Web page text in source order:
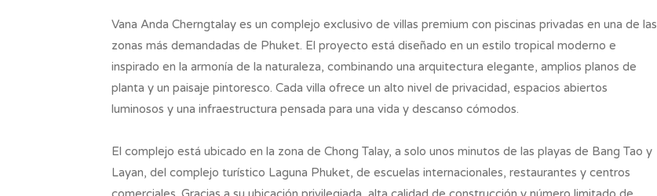
Vana Anda Cherngtalay es un complejo exclusivo de villas premium con piscinas privadas en una de las
zonas más demandadas de Phuket. El proyecto está diseñado en un estilo tropical moderno e
inspirado en la armonía de la naturaleza, combinando una arquitectura elegante, amplios planos de
planta y un paisaje pintoresco. Cada villa ofrece un alto nivel de privacidad, espacios abiertos
luminosos y una infraestructura pensada para una vida y descanso cómodos.
El complejo está ubicado en la zona de Chong Talay, a solo unos minutos de las playas de Bang Tao y
Layan, del complejo turístico Laguna Phuket, de escuelas internacionales, restaurantes y centros